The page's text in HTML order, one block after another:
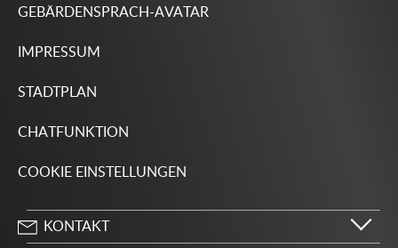
GEBÄRDENSPRACH-AVATAR
IMPRESSUM
STADTPLAN
CHATFUNKTION
COOKIE EINSTELLUNGEN
KONTAKT